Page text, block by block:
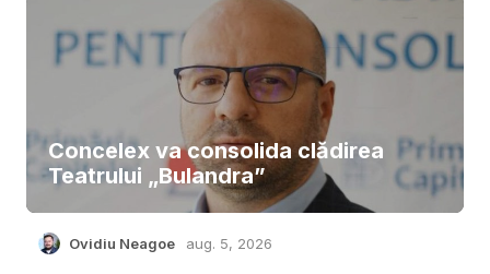
Concelex va consolida clădirea
Teatrului „Bulandra”
Ovidiu Neagoe aug. 5, 2026